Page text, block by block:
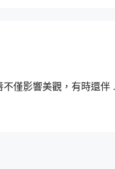
不僅影響美觀，有時還